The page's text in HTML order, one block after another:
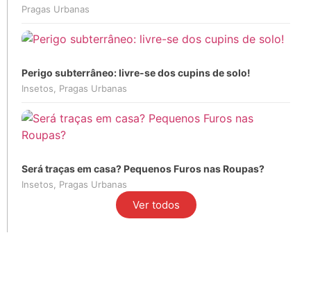
Pragas Urbanas
Perigo subterrâneo: livre-se dos cupins de solo!
Insetos Pragas Urbanas
Será traças em casa? Pequenos Furos nas Roupas?
Insetos Pragas Urbanas
Ver todos